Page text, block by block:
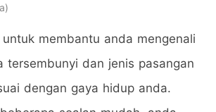
membantu anda mengenali
tersembunyi dan jenis pasangan
dengan gaya hidup anda.